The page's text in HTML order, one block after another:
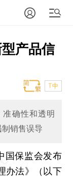
产品信
T中
确性和透明
销售误导
国保监会发布
办法》（以下